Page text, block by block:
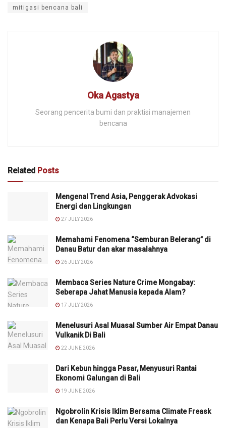
mitigasi bencana bali
Oka Agastya
Seorang pencerita bumi dan praktisi manajemen
bencana
Related Posts
Mengenal Trend Asia, Penggerak Advokasi
Energi dan Lingkungan
27 JULY 2026
Memahami Fenomena “Semburan Belerang” di
Danau Batur dan akar masalahnya
26 JULY 2026
Membaca Series Nature Crime Mongabay:
Seberapa Jahat Manusia kepada Alam?
17 JULY 2026
Menelusuri Asal Muasal Sumber Air Empat Danau
Vulkanik Di Bali
22 JUNE 2026
Dari Kebun hingga Pasar, Menyusuri Rantai
Ekonomi Galungan di Bali
19 JUNE 2026
Ngobrolin Krisis Iklim Bersama Climate Freask
dan Kenapa Bali Perlu Versi Lokalnya